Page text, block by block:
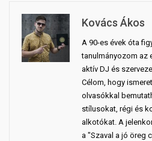
Kovács Ákos
A 90-es évek óta
tanulmányozom az
aktív DJ és
Célom, hogy
olvasókkal
stílusokat, régi és
alkotókat. A
a "Szaval a jó öreg